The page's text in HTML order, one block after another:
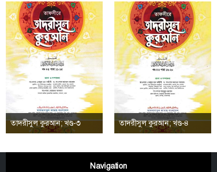
তাদরীসুল কুরআন; খণ্ড-৩ তাদরীসুল কুরআন; খণ্ড-৪
Navigation